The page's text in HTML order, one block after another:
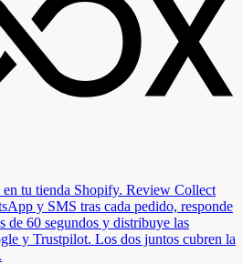
tu tienda Shopify. Review Collect
y SMS tras cada pedido, responde
de 60 segundos y distribuye las
y Trustpilot. Los dos juntos cubren la